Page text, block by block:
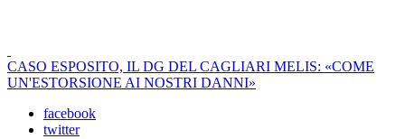
CASO ESPOSITO, IL DG DEL CAGLIARI MELIS: «COME
UN'ESTORSIONE AI NOSTRI DANNI»
facebook
twitter